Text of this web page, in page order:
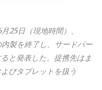
25日（現地時間）、
製を終了し、サードパー
と発表した。提携先はま
びタブレットを扱う